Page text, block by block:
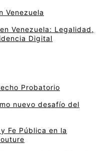
Venezuela
Venezuela: Legalidad,
Digital
Probatorio
nuevo desafío del
Fe Pública en la